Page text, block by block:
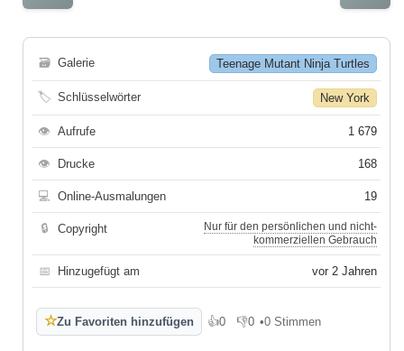
🗃 Galerie Teenage Mutant Ninja Turtles
🏷 Schlüsselwörter New York
👁 Aufrufe 1 679
👁 Drucke 168
💻 Online-Ausmalungen 19
🔒 Copyright
Nur für den persönlichen und nicht-
kommerziellen Gebrauch
📅 Hinzugefügt am vor 2 Jahren
☆Zu Favoriten hinzufügen 👍0
Gefällt mir
👎0
Gefällt mir nicht
•0 Stimmen